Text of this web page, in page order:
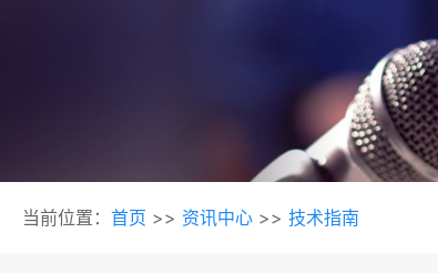
当前位置： 首页 >> 资讯中心 >> 技术指南